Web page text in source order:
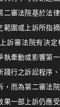
審法院基於法
圍或上訴所指
訴審法院有決
牽動或影響第
踐行之訴訟程序
而為第二審法
一部上訴仍應